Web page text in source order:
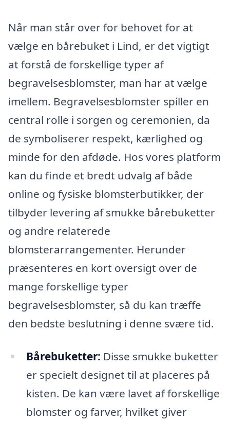
Når man står over for behovet for at
vælge en bårebuket i Lind, er det vigtigt
at forstå de forskellige typer af
begravelsesblomster, man har at vælge
imellem. Begravelsesblomster spiller en
central rolle i sorgen og ceremonien, da
de symboliserer respekt, kærlighed og
minde for den afdøde. Hos vores platform
kan du finde et bredt udvalg af både
online og fysiske blomsterbutikker, der
tilbyder levering af smukke bårebuketter
og andre relaterede
blomsterarrangementer. Herunder
præsenteres en kort oversigt over de
mange forskellige typer
begravelsesblomster, så du kan træffe
den bedste beslutning i denne svære tid.
Bårebuketter: Disse smukke buketter
er specielt designet til at placeres på
kisten. De kan være lavet af forskellige
blomster og farver, hvilket giver